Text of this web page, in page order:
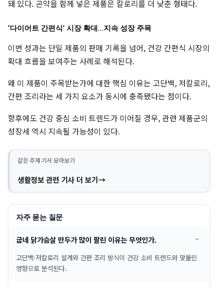
돼 있다. 곤약을 함께 넣은 제품은 칼로리를 더 낮춘 형태다.
‘다이어트 간편식’ 시장 확대…지속 성장 주목
이번 성과는 단일 제품의 판매 기록을 넘어, 건강 간편식 시장의
확대 흐름을 보여주는 사례로 해석된다.
왜 이 제품이 주목받는가에 대한 핵심 이유는 고단백, 저칼로리,
간편 조리라는 세 가지 요소가 동시에 충족됐다는 점이다.
향후에도 건강 중심 소비 트렌드가 이어질 경우, 관련 제품군의
성장세 역시 지속될 가능성이 있다.
같은 주제 기사 모아보기
생활정보 관련 기사 더 보기
자주 묻는 질문
굽네 닭가슴살 만두가 많이 팔린 이유는 무엇인가.
고단백·저칼로리 설계와 간편 조리 방식이 건강 소비 트렌드와 맞물린
영향으로 분석된다.